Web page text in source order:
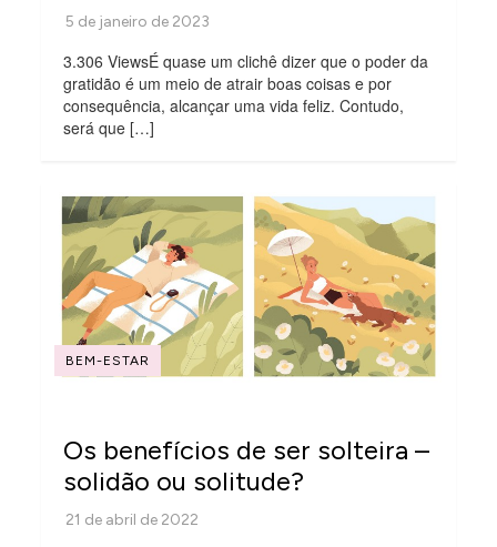
3.306 ViewsÉ quase um clichê dizer que o poder da
gratidão é um meio de atrair boas coisas e por
consequência, alcançar uma vida feliz. Contudo,
será que […]
BEM-ESTAR
Os benefícios de ser solteira –
solidão ou solitude?